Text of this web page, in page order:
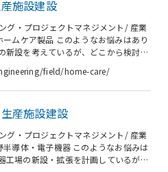
これを基礎として建設計画を進めて
施設建設
グ・プロジェクトマネジメント/ 産業
ムケア製品 このようなお悩みはあり
新設を考えているが、どこから検討を
。 建設会社への設計段階の検討依
の透明性を保つ為に、まず設計段階
します。土地探し、コンセプトつく
field/home-care/
産施設建設
グ・プロジェクトマネジメント/ 産業
導体・電子機器 このようなお悩みは
工場の新設・拡張を計画しているが、